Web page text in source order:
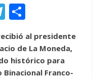
T
el
e
gr
o
m
p
al presidente
de La Moneda,
histórico para
Franco-